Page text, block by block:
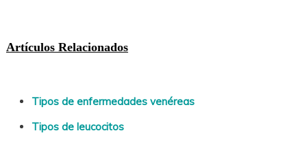
Artículos Relacionados
Tipos de enfermedades venéreas
Tipos de leucocitos